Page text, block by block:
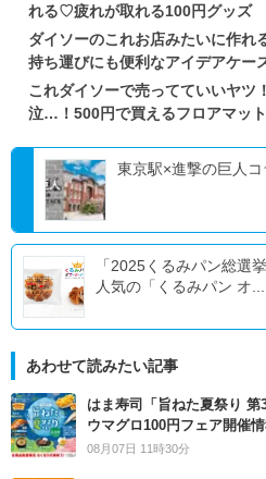
れる♡疲れが取れる100円グッズ
ダイソーのこれお店みたいに作れ
持ち運びにも便利なアイデアケー
これダイソーで売ってていいヤツ
泣…！500円で買えるフロアマット
東京駅×進撃の巨人
「2025くるみパン総選
人気の「くるみパン オ...
あわせて読みたい記事
はま寿司「旨ねた夏祭り
ウマグロ100円フェア開催
08月07日 11時30分